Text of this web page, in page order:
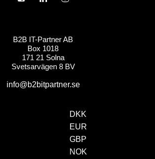
B2B IT-Partner AB
Box 1018
171 21 Solna
Svetsarvägen 8 BV
info@b2bitpartner.se
DKK
EUR
GBP
NOK